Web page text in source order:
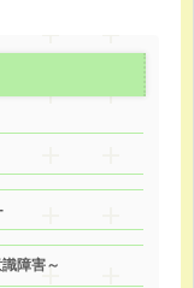
障害～